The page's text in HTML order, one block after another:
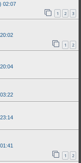
02:07
1 2 3
1 2
1 2